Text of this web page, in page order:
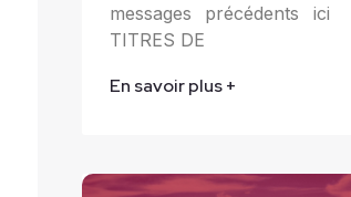
messages précédents
TITRES DE
En savoir plus +